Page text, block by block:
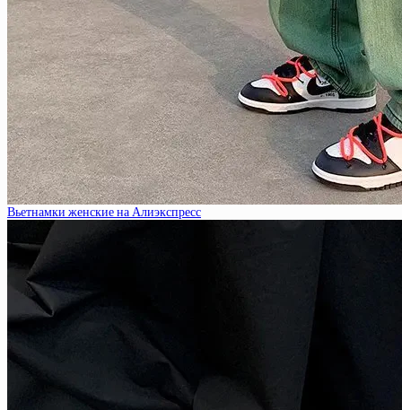
Вьетнамки женские на Алиэкспресс